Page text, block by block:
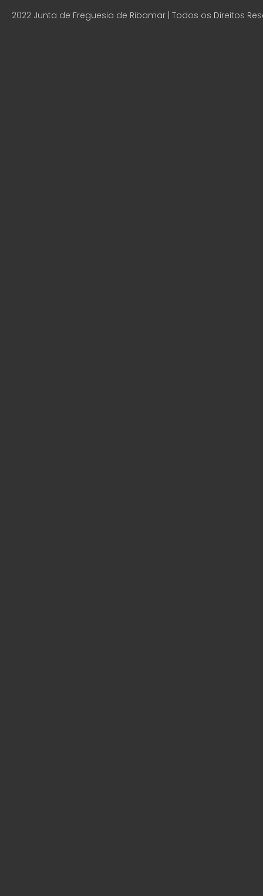
2022 Junta de Freguesia de Ribamar | Todos os Direitos